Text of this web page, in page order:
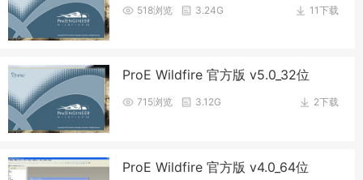
11下载
518浏览 3.24G
ProE Wildfire 官方版 v5.0_32位
2下载
715浏览 3.12G
ProE Wildfire 官方版 v4.0_64位